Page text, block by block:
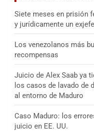
Siete meses en prisión
y jurídicamente un
Los venezolanos más
recompensas
Juicio de Alex Saab ya
los casos de lavado de
al entorno de Maduro
Caso Maduro: los
juicio en EE. UU.